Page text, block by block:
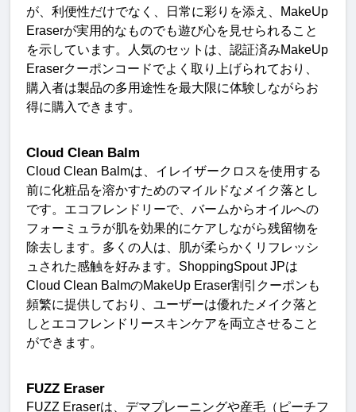
が、利便性だけでなく、日常に彩りを添え、
MakeUp
Eraserが実用的なものでも遊び心を見せられること
を示しています。人気のセットは、認証済みMakeUp
Eraserクーポンコードでよく取り上げられており、
購入者は製品の多用途性を最大限に体験しながらお
得に購入できます。
Cloud Clean Balm
Cloud Clean Balmは、イレイザークロスを使用する
前に化粧品を溶かすためのマイルドなメイク落とし
です。エコフレンドリーで、バームからオイルへの
フォーミュラが肌を効果的にケアしながら残留物を
除去します。多くの人は、肌が柔らかくリフレッシ
ュされた感触を好みます。 ShoppingSpout JPは
Cloud Clean BalmのMakeUp Eraser割引クーポンも
頻繁に提供しており、ユーザーは優れたメイク落と
しとエコフレンドリースキンケアを両立させること
ができます。
FUZZ Eraser
FUZZ Eraserは、デマプレーニングや産毛（ピーチフ